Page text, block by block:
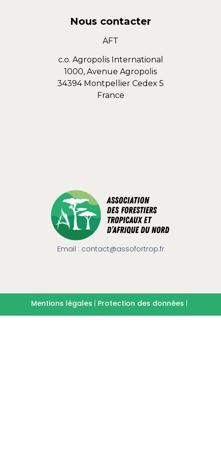
Email : contact@assofortrop.fr​
Nous contacter
AFT
c.o. Agropolis International
1000, Avenue Agropolis
34394 Montpellier Cedex 5
France
Mentions légales | Protection des données |